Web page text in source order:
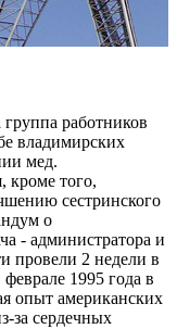
работников
владимирских
мед.
кроме того,
сестринского
о
- администратора и
провели 2 недели в
1995 года в
опыт американских
за сердечных